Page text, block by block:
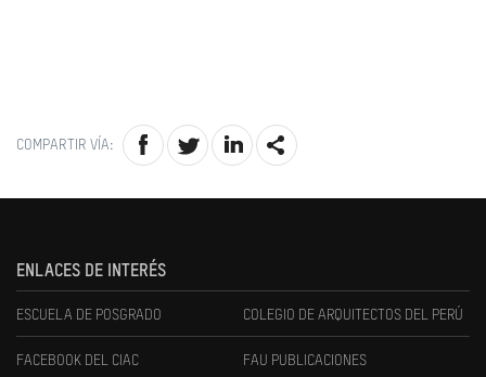
COMPARTIR VÍA:
ENLACES DE INTERÉS
ESCUELA DE POSGRADO COLEGIO DE ARQUITECTOS DEL PERÚ
FACEBOOK DEL CIAC FAU PUBLICACIONES